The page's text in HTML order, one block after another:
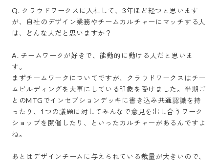
Q. クラウドワークスに入社して、3年ほど経つと思います
が、自社のデザイン業務やチームカルチャーにマッチする人
は、どんな人だと思いますか？
A. チームワークが好きで、能動的に動ける人だと思いま
す。
まずチームワークについてですが、クラウドワークスはチー
ムビルディングを大事にしている印象を受けました。半期ご
とのMTGでインセプションデッキに書き込み共通認識を持
ったり、1つの議題に対してみんなで意見を出し合うワーク
ショップを開催したり、といったカルチャーがあるんですよ
ね。
あとはデザインチームに与えられている裁量が大きいので、